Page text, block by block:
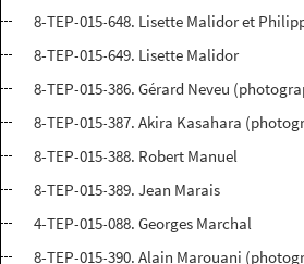
8-TEP-015-648. Lisette Malidor et
8-TEP-015-649. Lisette Malidor
8-TEP-015-386. Gérard Neveu
8-TEP-015-387. Akira Kasahara
8-TEP-015-388. Robert Manuel
8-TEP-015-389. Jean Marais
4-TEP-015-088. Georges Marchal
8-TEP-015-390. Alain Marouani